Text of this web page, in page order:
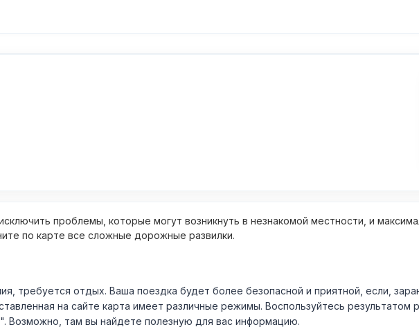
проблемы, которые могут возникнуть в незнакомой местности, и
по карте все сложные дорожные развилки.
отдых. Ваша поездка будет более безопасной и приятной, если,
на сайте карта имеет различные режимы. Воспользуйтесь результатом
Возможно, там вы найдете полезную для вас информацию.